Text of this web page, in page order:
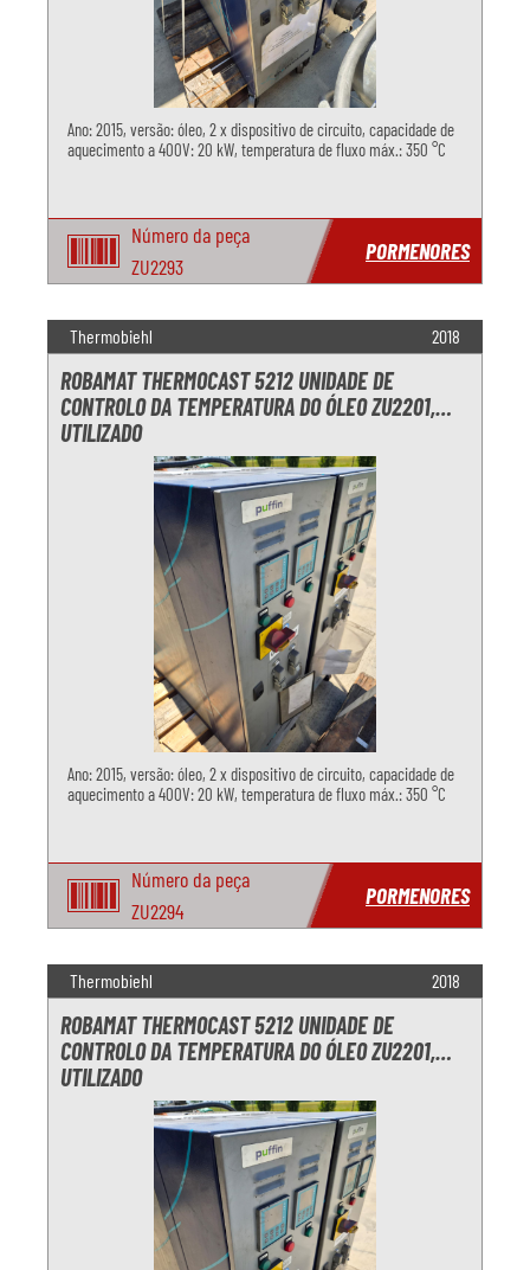
Ano: 2015, versão: óleo, 2 x dispositivo de circuito, capacidade de
aquecimento a 400V: 20 kW, temperatura de fluxo máx.: 350 °C
Número da peça
ZU2293
PORMENORES
Thermobiehl 2018
ROBAMAT THERMOCAST 5212 UNIDADE DE
CONTROLO DA TEMPERATURA DO ÓLEO ZU2201,
UTILIZADO
Ano: 2015, versão: óleo, 2 x dispositivo de circuito, capacidade de
aquecimento a 400V: 20 kW, temperatura de fluxo máx.: 350 °C
Número da peça
ZU2294
PORMENORES
Thermobiehl 2018
ROBAMAT THERMOCAST 5212 UNIDADE DE
CONTROLO DA TEMPERATURA DO ÓLEO ZU2201,
UTILIZADO